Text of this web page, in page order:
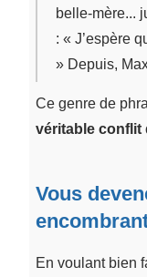
belle-mère...
: « J’espère
» Depuis,
Ce genre de
véritable conflit
Vous
En voulant bien